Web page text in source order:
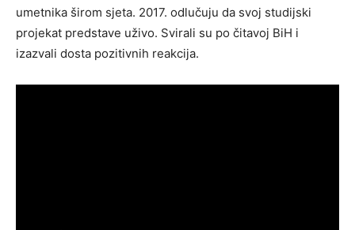
umetnika širom sjeta. 2017. odlučuju da svoj studijski
projekat predstave uživo. Svirali su po čitavoj BiH i
izazvali dosta pozitivnih reakcija.